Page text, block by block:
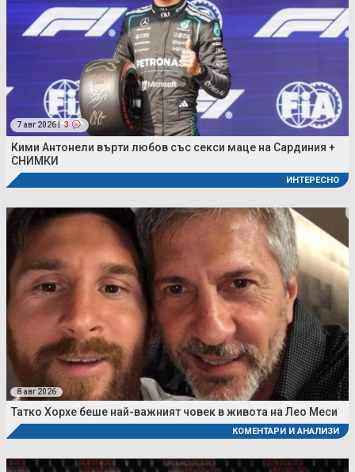
7 авг 2026 | 3
Кими Антонели върти любов със секси маце на Сардиния +
СНИМКИ
ИНТЕРЕСНО
8 авг 2026
Татко Хорхе беше най-важният човек в живота на Лео Меси
КОМЕНТАРИ И АНАЛИЗИ